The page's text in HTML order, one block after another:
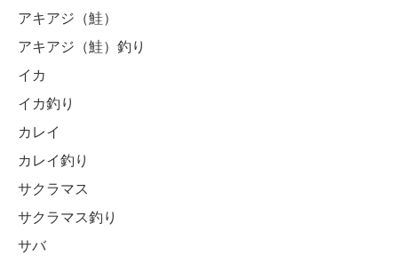
アキアジ（鮭）
アキアジ（鮭）釣り
イカ
イカ釣り
カレイ
カレイ釣り
サクラマス
サクラマス釣り
サバ